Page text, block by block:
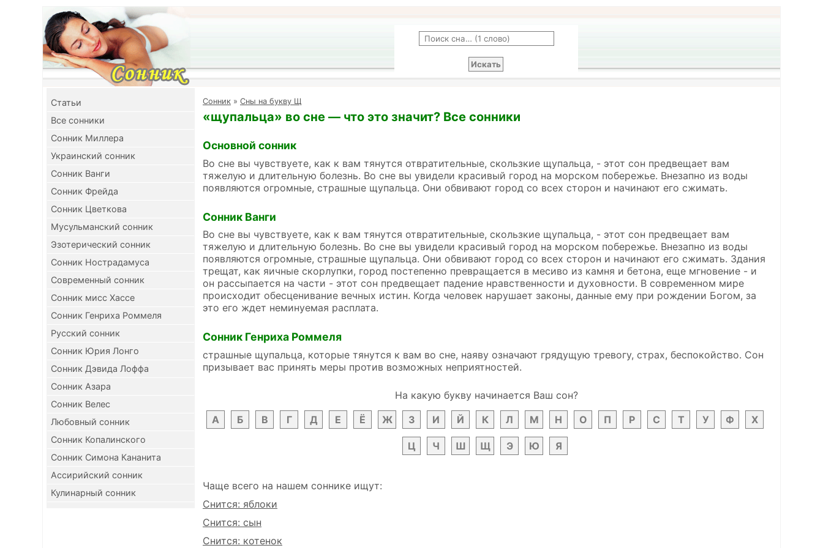
Cтатьи
Все сонники
Сонник Миллера
Украинский сонник
Сонник Ванги
Сонник Фрейда
Сонник Цветкова
Мусульманский сонник
Эзотерический сонник
Сонник Нострадамуса
Современный сонник
Сонник мисс Хассе
Сонник Генриха Роммеля
Русский сонник
Сонник Юрия Лонго
Сонник Дэвида Лоффа
Сонник Азара
Сонник Велес
Любовный сонник
Сонник Копалинского
Сонник Симона Кананита
Ассирийский сонник
Кулинарный сонник
Cонник » Сны на букву Щ
«щупальца» во сне — что это значит? Все сонники
Основной сонник
Во сне вы чувствуете, как к вам тянутся отвратительные, скользкие щупальца, - этот сон предвещает вам
тяжелую и длительную болезнь. Во сне вы увидели красивый город на морском побережье. Внезапно из воды
появляются огромные, страшные щупальца. Они обвивают город со всех сторон и начинают его сжимать.
Сонник Ванги
Во сне вы чувствуете, как к вам тянутся отвратительные, скользкие щупальца, - этот сон предвещает вам
тяжелую и длительную болезнь. Во сне вы увидели красивый город на морском побережье. Внезапно из воды
появляются огромные, страшные щупальца. Они обвивают город со всех сторон и начинают его сжимать. Здания
трещат, как яичные скорлупки, город постепенно превращается в месиво из камня и бетона, еще мгновение - и
он рассыпается на части - этот сон предвещает падение нравственности и духовности. В современном мире
происходит обесценивание вечных истин. Когда человек нарушает законы, данные ему при рождении Богом, за
это его ждет неминуемая расплата.
Сонник Генриха Роммеля
страшные щупальца, которые тянутся к вам во сне, наяву означают грядущую тревогу, страх, беспокойство. Сон
призывает вас принять меры против возможных неприятностей.
На какую букву начинается Ваш сон?
А
Б В Г Д Е Ё Ж З И Й К Л М Н О П Р С Т У Ф Х
Ц Ч Ш Щ Э Ю Я
Чаще всего на нашем соннике ищут:
Снится: яблоки
Снится: сын
Снится: котенок